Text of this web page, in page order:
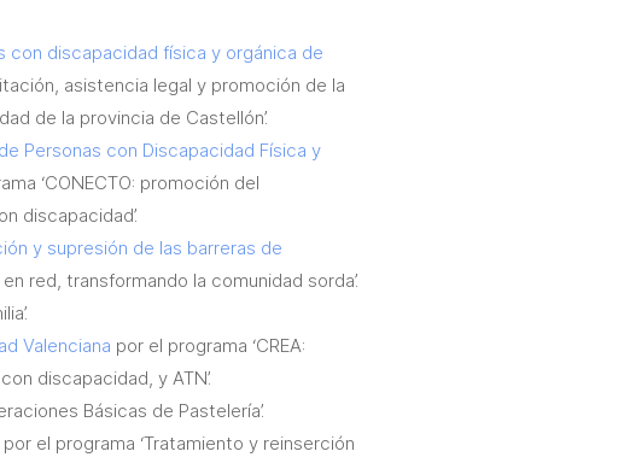
con discapacidad física y orgánica de
asistencia legal y promoción de la
de la provincia de Castellón’.
Personas con Discapacidad Física y
‘CONECTO: promoción del
discapacidad’.
y supresión de las barreras de
red, transformando la comunidad sorda’.
Valenciana por el programa ‘CREA:
discapacidad, y ATN’.
Básicas de Pastelería’.
por el programa ‘Tratamiento y reinserción